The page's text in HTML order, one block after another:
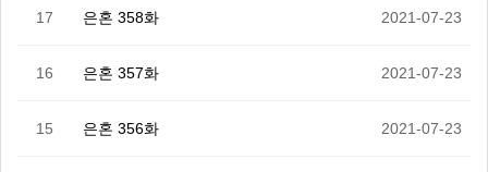
17 은혼 358화 2021-07-23
16 은혼 357화 2021-07-23
15 은혼 356화 2021-07-23